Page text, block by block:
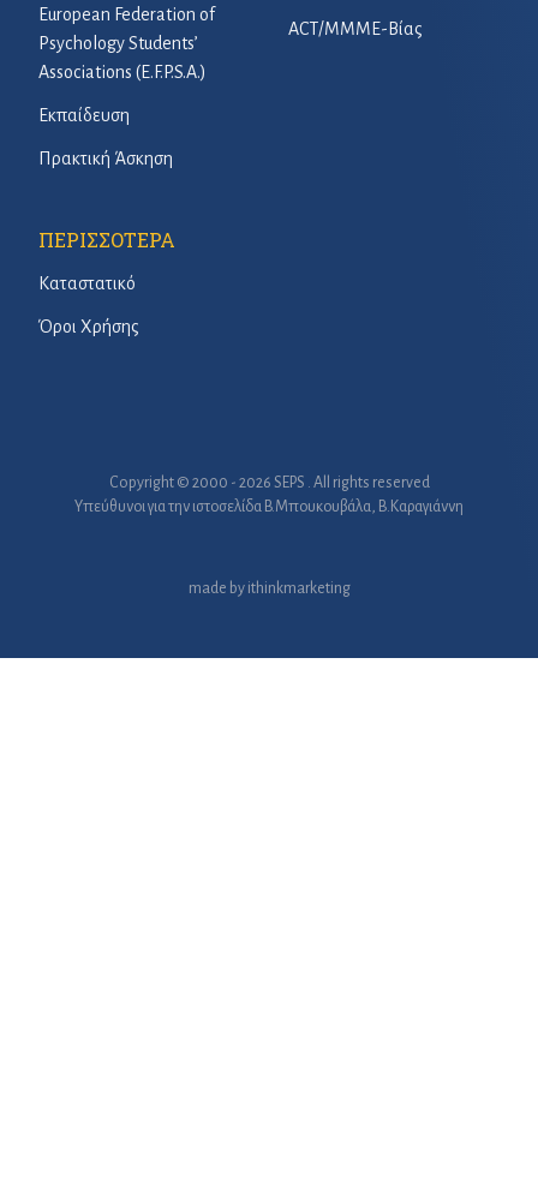
European Federation of
Psychology Students’
Associations (E.F.P.S.A.)
Εκπαίδευση
Πρακτική Άσκηση
ACT/ΜΜΜΕ-Βίας
ΠΕΡΙΣΣΟΤΕΡΑ
Καταστατικό
Όροι Χρήσης
Copyright © 2000 - 2026 SEPS . All rights reserved
Υπεύθυνοι για την ιστοσελίδα B.Μπουκουβάλα, Β.Καραγιάννη
made by ithinkmarketing